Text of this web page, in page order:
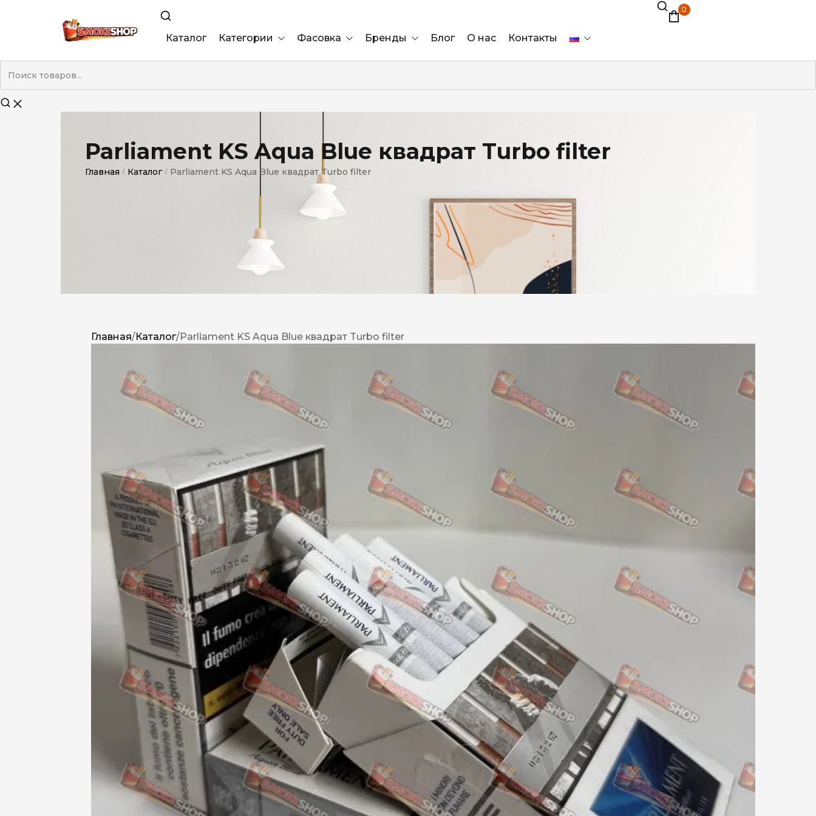
Каталог Категории
Nano
Без фильтра
Смакові (капсула)
Фасовка Бренды
Marshall
Marlboro
DESERT
Palermo
Прилуки
Winston
Parliament
Lucky Strike
Rothmans
Camel
Monte Carlo
Sobranie
Ritm
BL
L&M
TOBACCO Lux
CHAPMAN
Frida
King
Marvel
Блог О нас Контакты
0
Parliament KS Aqua Blue квадрат Turbo filter
Главная / Каталог / Parliament KS Aqua Blue квадрат Turbo filter
Главная/Каталог/Parliament KS Aqua Blue квадрат Turbo filter